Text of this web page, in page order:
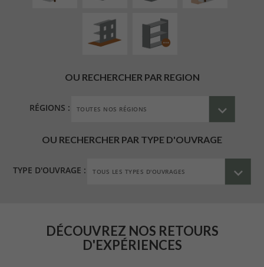
OU RECHERCHER PAR REGION
RÉGIONS :
OU RECHERCHER PAR TYPE D'OUVRAGE
TYPE D'OUVRAGE :
DÉCOUVREZ NOS RETOURS
D'EXPÉRIENCES